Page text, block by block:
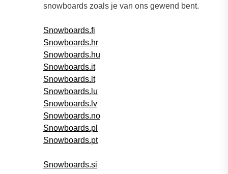
snowboards zoals je van ons gewend bent.
Snowboards.fi
Snowboards.hr
Snowboards.hu
Snowboards.it
Snowboards.lt
Snowboards.lu
Snowboards.lv
Snowboards.no
Snowboards.pl
Snowboards.pt
Snowboards.si